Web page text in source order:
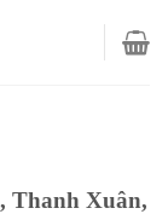
Thanh Xuân,